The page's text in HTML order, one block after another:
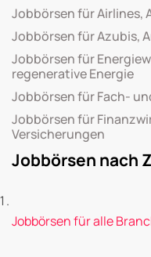
Jobbörsen für Airlines,
Jobbörsen für Azubis,
Jobbörsen für
regenerative Energie
Jobbörsen für Fach-
Jobbörsen für
Versicherungen
Jobbörsen nach
Jobbörsen für alle